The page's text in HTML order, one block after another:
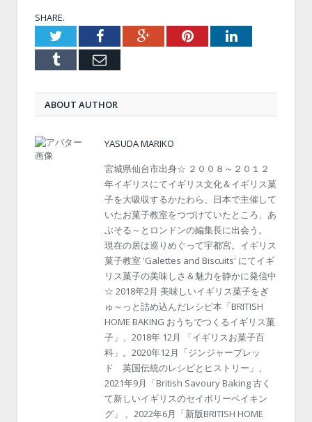
SHARE.
TwitterFacebookGoogle+PinterestLinkedIn
Tumblr Email
ABOUT AUTHOR
YASUDA MARIKO
宮城県仙台市出身☆ ２００８～２０１２
年イギリスにてイギリス文化＆イギリス菓
子を大吸収するかたわら、日本で主催して
いたお菓子教室をつづけていたところ、あ
ぶそる～とロンドンの編集長に出会う。
現在の居は巡りめぐって宇都宮。イギリス
菓子教室 'Galettes and Biscuits' にてイギ
リス菓子の美味しさ＆魅力を静かに発信中
☆ 2018年2月 美味しいイギリス菓子をぎ
ゅ～っと詰め込んだレシピ本「BRITISH
HOME BAKING おうちでつくるイギリス菓
子」、2018年 12月 「イギリスお菓子百
科」。2020年12月「ジンジャーブレッ
ド 英国伝統のレシピとヒストリー」、
2021年9月「British Savoury Baking 古く
て新しいイギリスのセイボリーベイキン
グ」 、2022年6月「新版BRITISH HOME